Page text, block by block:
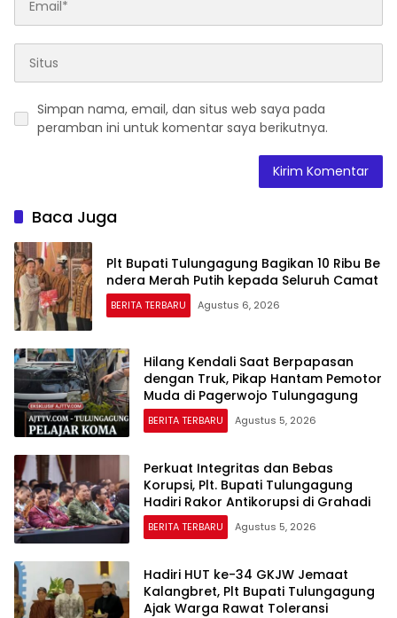
Simpan nama, email, dan situs web saya pada
peramban ini untuk komentar saya berikutnya.
Baca Juga
Plt Bupati Tulungagung Bagikan 10 Ribu Be
ndera Merah Putih kepada Seluruh Camat
BERITA TERBARU Agustus 6, 2026
Hilang Kendali Saat Berpapasan
dengan Truk, Pikap Hantam Pemotor
Muda di Pagerwojo Tulungagung
BERITA TERBARU Agustus 5, 2026
Perkuat Integritas dan Bebas
Korupsi, Plt. Bupati Tulungagung
Hadiri Rakor Antikorupsi di Grahadi
BERITA TERBARU Agustus 5, 2026
Hadiri HUT ke-34 GKJW Jemaat
Kalangbret, Plt Bupati Tulungagung
Ajak Warga Rawat Toleransi